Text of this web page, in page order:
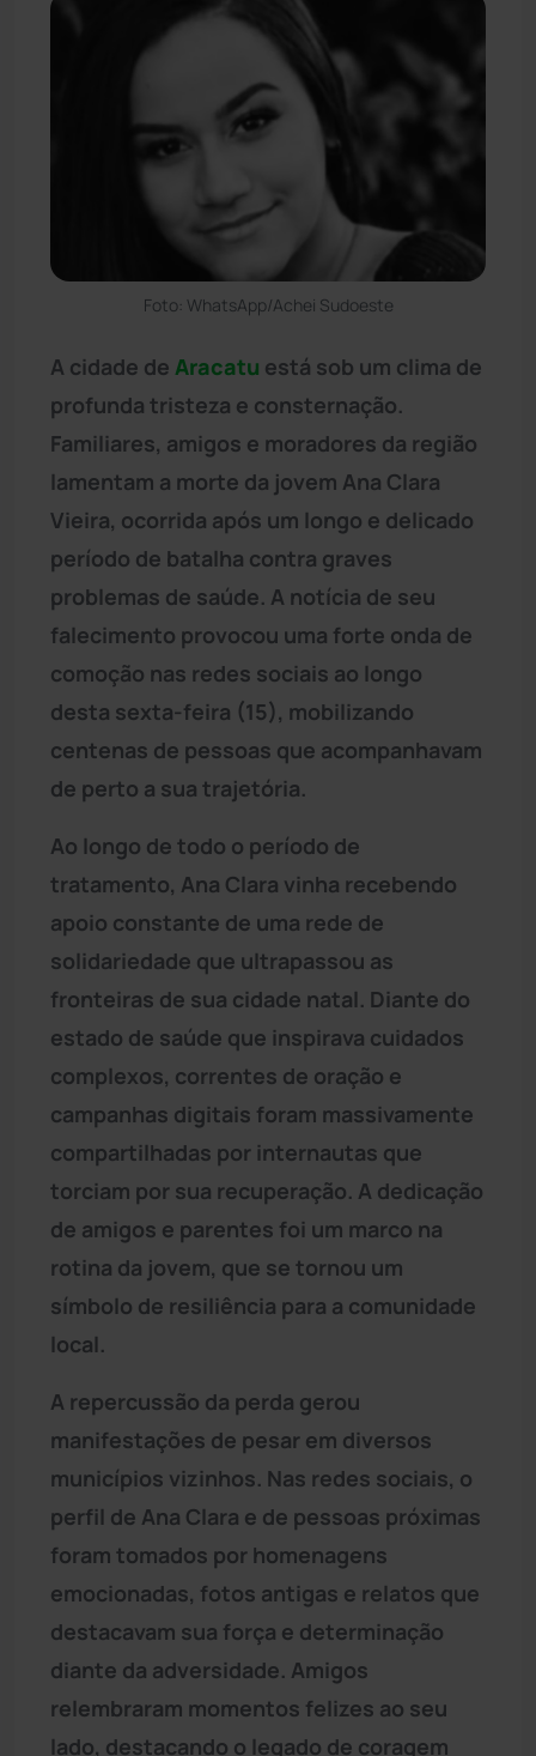
Foto: WhatsApp/Achei Sudoeste
A cidade de Aracatu está sob um clima de
profunda tristeza e consternação.
Familiares, amigos e moradores da região
lamentam a morte da jovem Ana Clara
Vieira, ocorrida após um longo e delicado
período de batalha contra graves
problemas de saúde. A notícia de seu
falecimento provocou uma forte onda de
comoção nas redes sociais ao longo
desta sexta-feira (15), mobilizando
centenas de pessoas que acompanhavam
de perto a sua trajetória.
Ao longo de todo o período de
tratamento, Ana Clara vinha recebendo
apoio constante de uma rede de
solidariedade que ultrapassou as
fronteiras de sua cidade natal. Diante do
estado de saúde que inspirava cuidados
complexos, correntes de oração e
campanhas digitais foram massivamente
compartilhadas por internautas que
torciam por sua recuperação. A dedicação
de amigos e parentes foi um marco na
rotina da jovem, que se tornou um
símbolo de resiliência para a comunidade
local.
A repercussão da perda gerou
manifestações de pesar em diversos
municípios vizinhos. Nas redes sociais, o
perfil de Ana Clara e de pessoas próximas
foram tomados por homenagens
emocionadas, fotos antigas e relatos que
destacavam sua força e determinação
diante da adversidade. Amigos
relembraram momentos felizes ao seu
lado, destacando o legado de coragem